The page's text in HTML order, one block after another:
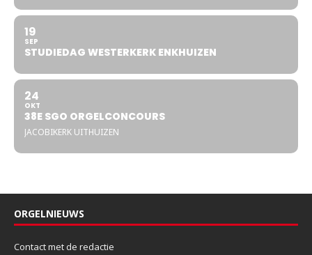
19
SEP
STUDIEDAG WESTERKERK ENKHUIZEN
24
OKT
38E SGO ORGELCONCOURS
JACOBIKERK UITHUIZEN
ORGELNIEUWS
Contact met de redactie